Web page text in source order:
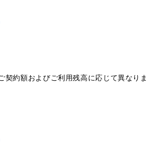
契約額およびご利用残高に応じて異なりま